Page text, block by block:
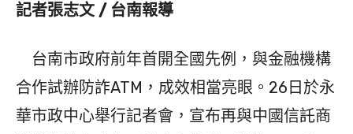
記者張志文 / 台南報導
台南市政府前年首開全國先例，與金融機構
合作試辦防詐ATM，成效相當亮眼。26日於永
華市政中心舉行記者會，宣布再與中國信託商